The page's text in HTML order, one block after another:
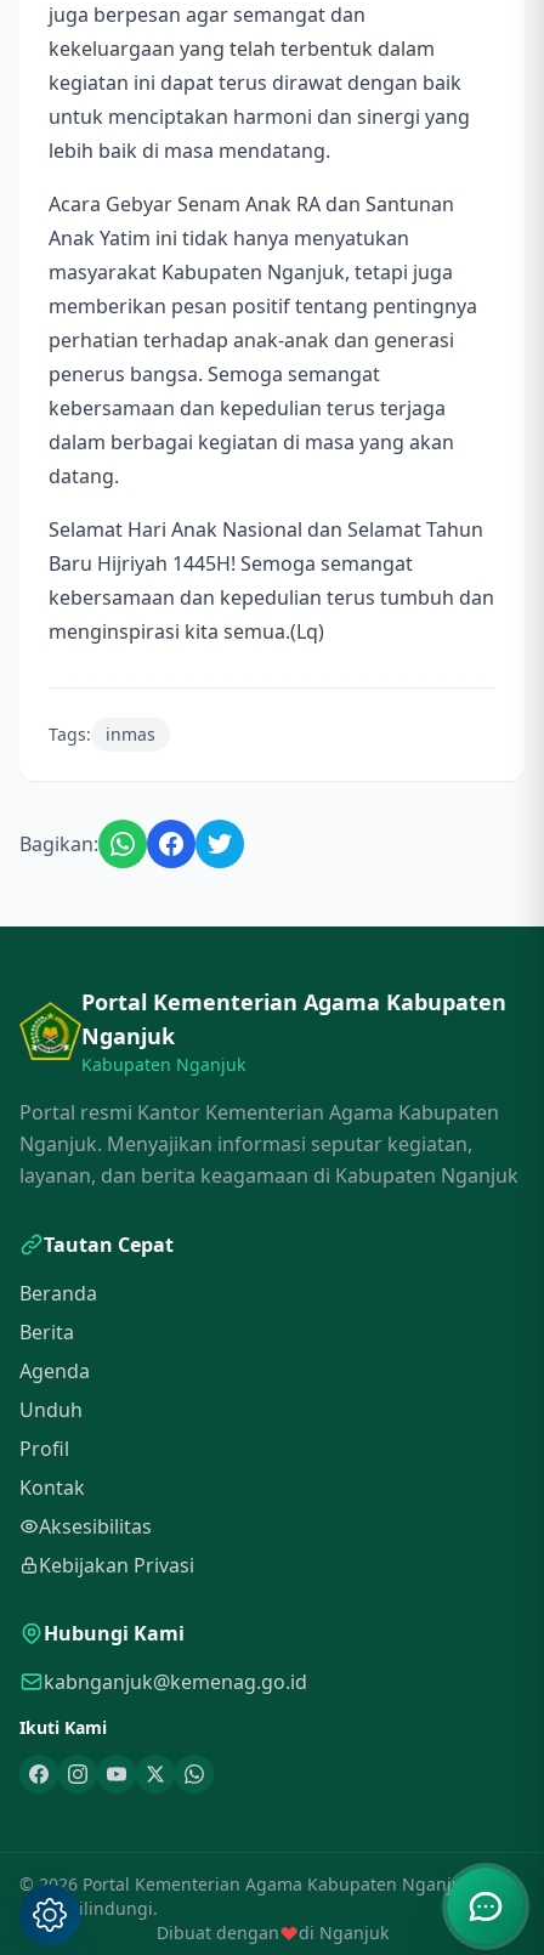
juga berpesan agar semangat dan
kekeluargaan yang telah terbentuk dalam
kegiatan ini dapat terus dirawat dengan baik
untuk menciptakan harmoni dan sinergi yang
lebih baik di masa mendatang.
Acara Gebyar Senam Anak RA dan Santunan
Anak Yatim ini tidak hanya menyatukan
masyarakat Kabupaten Nganjuk, tetapi juga
memberikan pesan positif tentang pentingnya
perhatian terhadap anak-anak dan generasi
penerus bangsa. Semoga semangat
kebersamaan dan kepedulian terus terjaga
dalam berbagai kegiatan di masa yang akan
datang.
Selamat Hari Anak Nasional dan Selamat Tahun
Baru Hijriyah 1445H! Semoga semangat
kebersamaan dan kepedulian terus tumbuh dan
menginspirasi kita semua.(Lq)
Tags: inmas
Bagikan:
Portal Kementerian Agama Kabupaten
Nganjuk
Kabupaten Nganjuk
Portal resmi Kantor Kementerian Agama Kabupaten
Nganjuk. Menyajikan informasi seputar kegiatan,
layanan, dan berita keagamaan di Kabupaten Nganjuk
Tautan Cepat
Beranda
Berita
Agenda
Unduh
Profil
Kontak
Aksesibilitas
Kebijakan Privasi
Hubungi Kami
kabnganjuk@kemenag.go.id
Ikuti Kami
© 2026 Portal Kementerian Agama Kabupaten Nganjuk. Hak
Cipta Dilindungi.
Dibuat dengan
di Nganjuk